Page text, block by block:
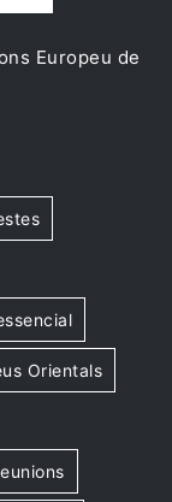
Europeu de
Orientals